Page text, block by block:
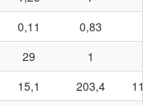
0,11 0,83
29 1
15,1 203,4